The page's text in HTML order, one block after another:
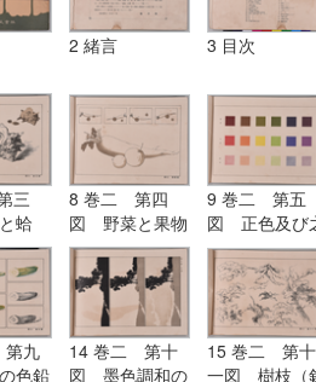
2 緒言 3 目次
三
蛤
毛筆
8 巻二 第四
図 野菜と果物
（位置の練習）
9 巻二 第五
図 正色及び
より出づる明
と暗色
九
色鉛
14 巻二 第十
図 墨色調和の
15 巻二 第十
一図 樹枝（